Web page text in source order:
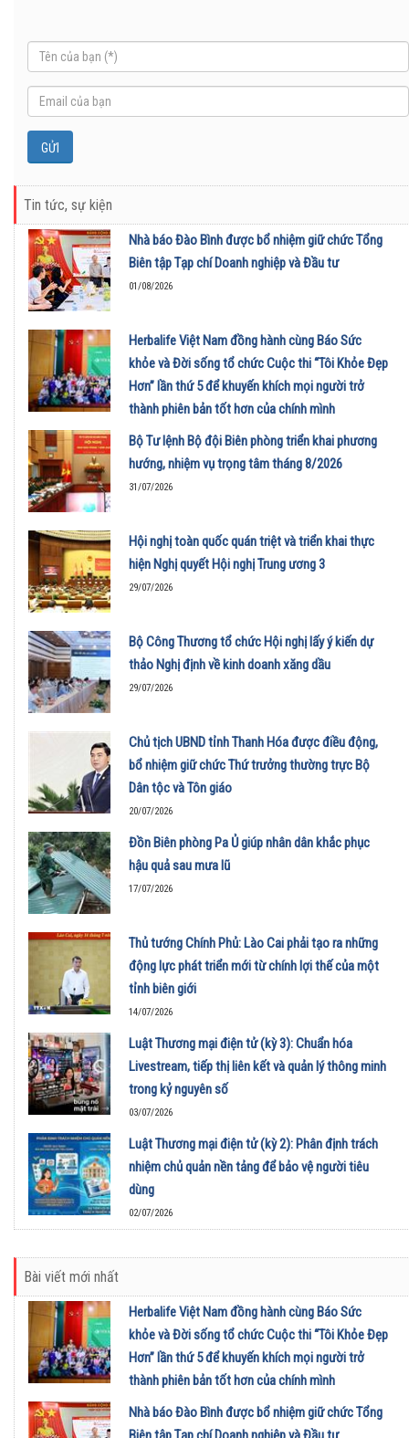
Tin tức, sự kiện
Nhà báo Đào Bình được bổ nhiệm giữ chức Tổng
Biên tập Tạp chí Doanh nghiệp và Đầu tư
01/08/2026
Herbalife Việt Nam đồng hành cùng Báo Sức
khỏe và Đời sống tổ chức Cuộc thi “Tôi Khỏe Đẹp
Hơn” lần thứ 5 để khuyến khích mọi người trở
thành phiên bản tốt hơn của chính mình
01/08/2026
Bộ Tư lệnh Bộ đội Biên phòng triển khai phương
hướng, nhiệm vụ trọng tâm tháng 8/2026
31/07/2026
Hội nghị toàn quốc quán triệt và triển khai thực
hiện Nghị quyết Hội nghị Trung ương 3
29/07/2026
Bộ Công Thương tổ chức Hội nghị lấy ý kiến dự
thảo Nghị định về kinh doanh xăng dầu
29/07/2026
Chủ tịch UBND tỉnh Thanh Hóa được điều động,
bổ nhiệm giữ chức Thứ trưởng thường trực Bộ
Dân tộc và Tôn giáo
20/07/2026
Đồn Biên phòng Pa Ủ giúp nhân dân khắc phục
hậu quả sau mưa lũ
17/07/2026
Thủ tướng Chính Phủ: Lào Cai phải tạo ra những
động lực phát triển mới từ chính lợi thế của một
tỉnh biên giới
14/07/2026
Luật Thương mại điện tử (kỳ 3): Chuẩn hóa
Livestream, tiếp thị liên kết và quản lý thông minh
trong kỷ nguyên số
03/07/2026
Luật Thương mại điện tử (kỳ 2): Phân định trách
nhiệm chủ quản nền tảng để bảo vệ người tiêu
dùng
02/07/2026
Bài viết mới nhất
Herbalife Việt Nam đồng hành cùng Báo Sức
khỏe và Đời sống tổ chức Cuộc thi “Tôi Khỏe Đẹp
Hơn” lần thứ 5 để khuyến khích mọi người trở
thành phiên bản tốt hơn của chính mình
01/08/2026
Nhà báo Đào Bình được bổ nhiệm giữ chức Tổng